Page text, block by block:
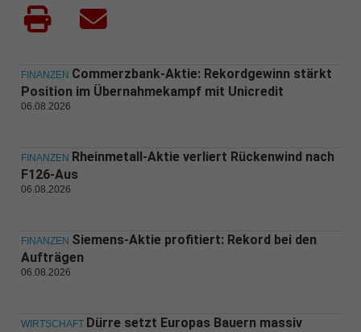
FINANZEN Commerzbank-Aktie: Rekordgewinn stärkt
Position im Übernahmekampf mit Unicredit
06.08.2026
FINANZEN Rheinmetall-Aktie verliert Rückenwind nach
F126-Aus
06.08.2026
FINANZEN Siemens-Aktie profitiert: Rekord bei den
Aufträgen
06.08.2026
WIRTSCHAFT Dürre setzt Europas Bauern massiv